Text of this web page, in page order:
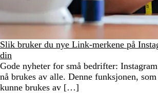
Slik bruker du nye Link-merkene på
din
Gode nyheter for små bedrifter:
nå brukes av alle. Denne funksjonen,
kunne brukes av […]